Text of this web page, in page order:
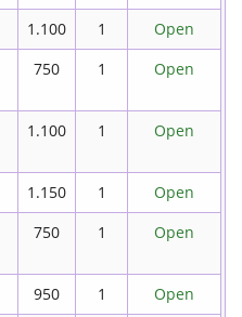
1.100 1
Open
750 1 Open
1.100 1 Open
1.150 1
Open
750 1 Open
950 1
Open